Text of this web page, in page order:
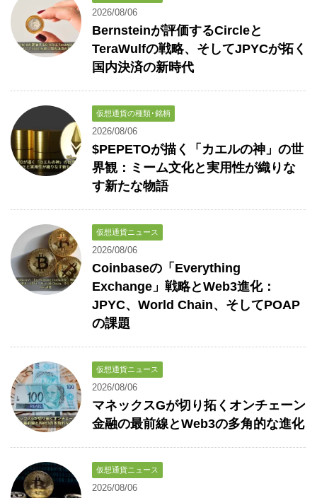
2026/08/06
Bernsteinが評価するCircleと
TeraWulfの戦略、そしてJPYCが拓く
国内決済の新時代
仮想通貨の種類･銘柄
2026/08/06
$PEPETOが描く「カエルの神」の世
界観：ミーム文化と実用性が織りな
す新たな物語
仮想通貨ニュース
2026/08/06
Coinbaseの「Everything
Exchange」戦略とWeb3進化：
JPYC、World Chain、そしてPOAP
の課題
仮想通貨ニュース
2026/08/06
マネックスGが切り拓くオンチェーン
金融の最前線とWeb3の多角的な進化
仮想通貨ニュース
2026/08/06